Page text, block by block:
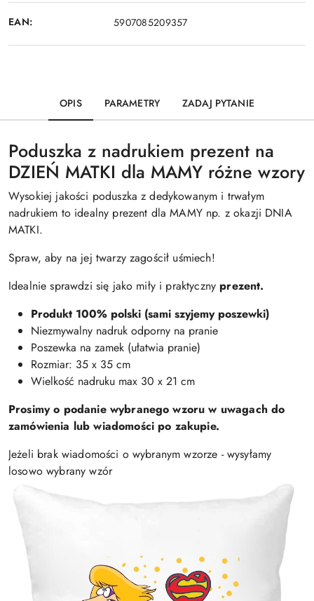
EAN: 5907085209357
OPIS PARAMETRY ZADAJ PYTANIE
Poduszka z nadrukiem prezent na
DZIEŃ MATKI dla MAMY różne wzory
Wysokiej jakości poduszka z dedykowanym i trwałym
nadrukiem to idealny prezent dla MAMY np. z okazji DNIA
MATKI.
Spraw, aby na jej twarzy zagościł uśmiech!
Idealnie sprawdzi się jako miły i praktyczny prezent.
Produkt 100% polski (sami szyjemy poszewki)
Niezmywalny nadruk odporny na pranie
Poszewka na zamek (ułatwia pranie)
Rozmiar: 35 x 35 cm
Wielkość nadruku max 30 x 21 cm
Prosimy o podanie wybranego wzoru w uwagach do
zamówienia lub wiadomości po zakupie.
Jeżeli brak wiadomości o wybranym wzorze - wysyłamy
losowo wybrany wzór